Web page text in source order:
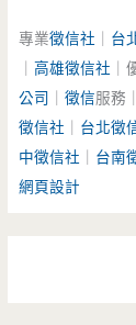
專業徵信社 台
｜高雄徵信社
公司
｜徵信服務｜
徵信社
台北徵
中徵信社
台南
網頁設計